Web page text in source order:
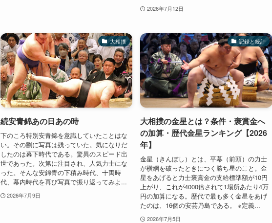
2026年7月12日
大相撲
続安青錦あの日あの時
下のころ特別安青錦を意識していたことはな
い。その割に写真は残っていた。気になりだ
したのは幕下時代である。驚異のスピード出
世であった。次第に注目され、人気力士にな
った。そんな安錦青の下積み時代、十両時
代、幕内時代を再び写真で振り返ってみよ...
2026年7月9日
記録と統計
大相撲の金星とは？条件・褒賞金へ
の加算・歴代金星ランキング【2026
年】
金星（きんぼし）とは、平幕（前頭）の力士
が横綱を破ったときにつく勝ち星のこと。金
星をあげると力士褒賞金の支給標準額が10円
上がり、これが4000倍されて1場所あたり4万
円の加算になる。歴代で最も多く金星をあげ
たのは、16個の安芸乃島である。 ※定義...
2026年7月5日